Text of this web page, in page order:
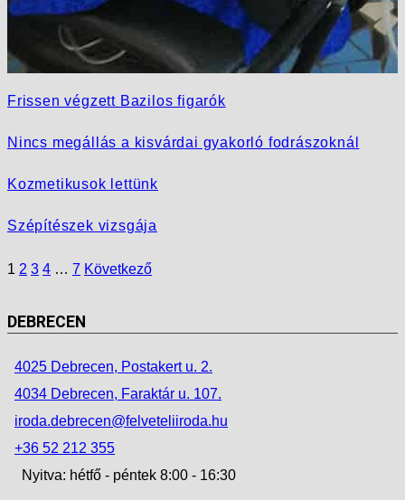
Frissen végzett Bazilos figarók
Nincs megállás a kisvárdai gyakorló fodrászoknál
Kozmetikusok lettünk
Szépítészek vizsgája
1 2 3 4 … 7 Következő
DEBRECEN
4025 Debrecen, Postakert u. 2.
4034 Debrecen, Faraktár u. 107.
iroda.debrecen@felveteliiroda.hu
+36 52 212 355
Nyitva: hétfő - péntek 8:00 - 16:30